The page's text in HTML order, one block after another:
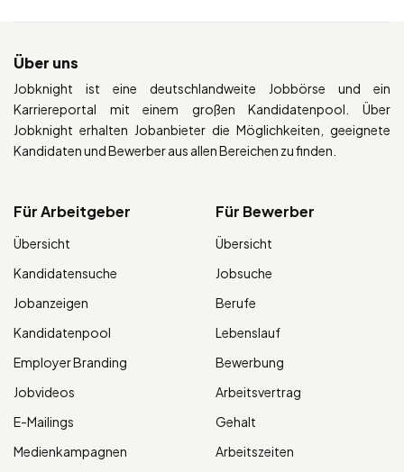
Über uns
Jobknight ist eine deutschlandweite Jobbörse und ein
Karriereportal mit einem großen Kandidatenpool. Über
Jobknight erhalten Jobanbieter die Möglichkeiten, geeignete
Kandidaten und Bewerber aus allen Bereichen zu finden.
Für Arbeitgeber
Übersicht
Kandidatensuche
Jobanzeigen
Kandidatenpool
Employer Branding
Jobvideos
E-Mailings
Medienkampagnen
Für Bewerber
Übersicht
Jobsuche
Berufe
Lebenslauf
Bewerbung
Arbeitsvertrag
Gehalt
Arbeitszeiten